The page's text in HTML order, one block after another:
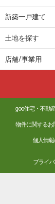
新築一戸建て
土地を探す
店舗/事業用
goo住宅・不動
物件に関するお
個人情
プライ